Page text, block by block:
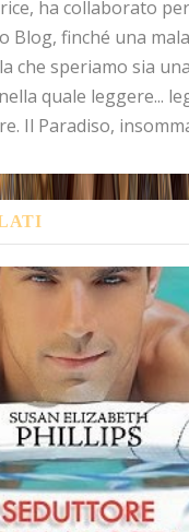
ha collaborato
Blog, finché una
che speriamo sia
quale leggere...
Il Paradiso,